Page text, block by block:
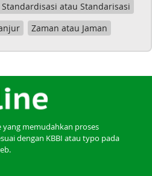
Standardisasi atau Standarisasi
Zaman atau Jaman
yang memudahkan proses
dengan KBBI atau typo pada